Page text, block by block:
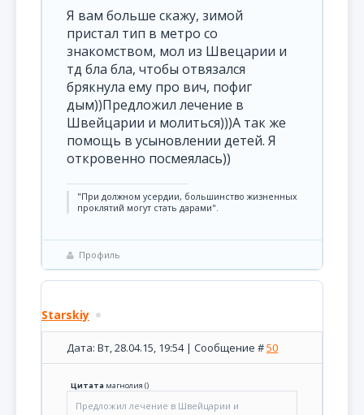
Я вам больше скажу, зимой
пристал тип в метро со
знакомством, мол из Швецарии и
тд бла бла, чтобы отвязался
брякнула ему про вич, пофиг
дым))Предложил лечение в
Швейцарии и молиться)))А так же
помощь в усыновлении детей. Я
откровенно посмеялась))
"При должном усердии, большинство жизненных
проклятий могут стать дарами".
Профиль
Starskiy
Дата: Вт, 28.04.15, 19:54 | Сообщение #50
Цитата магнолия ()
Предложил лечение в Швейцарии и